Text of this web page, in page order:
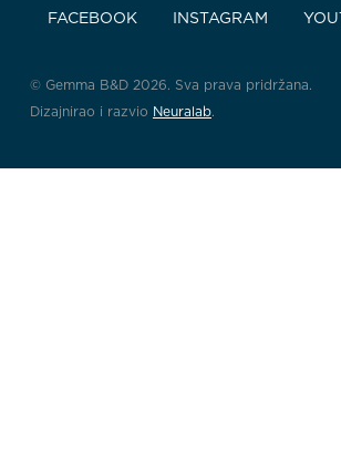
FACEBOOK INSTAGRAM
© Gemma B&D 2026. Sva prava pridržana.
Dizajnirao i razvio Neuralab.